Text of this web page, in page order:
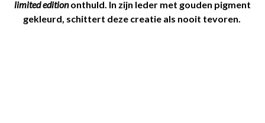
limited editiononthuld. In zijn leder met gouden pigment
gekleurd, schittert deze creatie als nooit tevoren.